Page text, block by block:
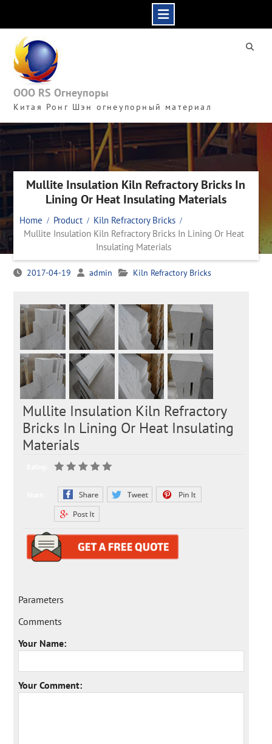
content
ООО RS Огнеупоры
Китая Ронг Шэн огнеупорный материал
Mullite Insulation Kiln Refractory Bricks In
Lining Or Heat Insulating Materials
Home Product
Kiln Refractory Bricks
Mullite Insulation Kiln Refractory Bricks In Lining Or Heat
Insulating Materials
2017-04-19 admin Kiln Refractory Bricks
Mullite Insulation Kiln Refractory
Bricks In Lining Or Heat Insulating
Materials
Parameters
Comments
Your Name:
Your Comment: